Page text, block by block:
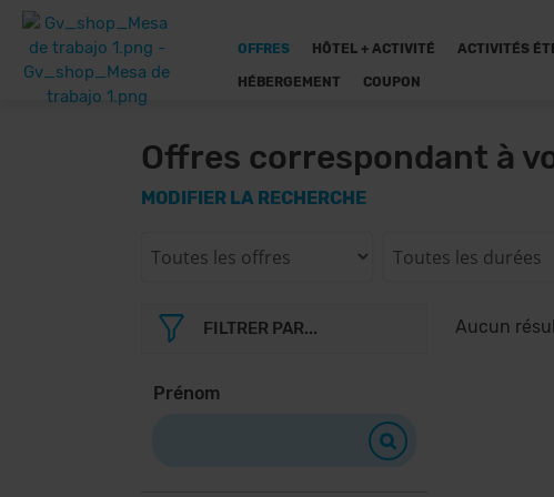
OFFRES HÔTEL + ACTIVITÉ ACTIVITÉS
HÉBERGEMENT COUPON
Offres correspondant à
MODIFIER LA RECHERCHE
FILTRER PAR...
Prénom
Aucun